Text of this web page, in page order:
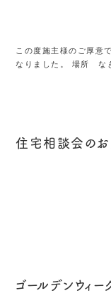
この度施主様のご厚意
なりました。 場所 な
住宅相談会の
ゴールデンウィ